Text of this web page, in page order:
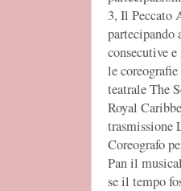
3, Il Peccato
consecutive
le
teatrale The
Royal
trasmissione
Coreografo
Pan il
se il tempo